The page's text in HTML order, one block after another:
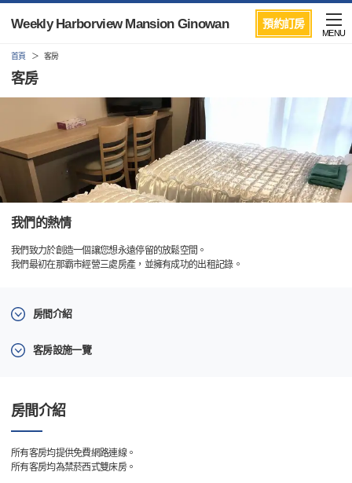
預約訂房
Weekly Harborview Mansion Ginowan
MENU
首頁 客房
客房
我們的熱情
我們致力於創造一個讓您想永遠停留的放鬆空間。
我們最初在那霸市經營三處房產，並擁有成功的出租記錄。
房間介紹
客房設施一覽
房間介紹
所有客房均提供免費網路連線。
所有客房均為禁菸西式雙床房。